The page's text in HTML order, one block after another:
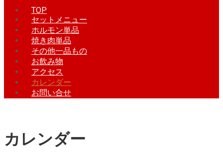
TOP
セットメニュー
ホルモン単品
焼き肉単品
その他一品もの
お飲み物
アクセス
カレンダー
お問い合せ
カレンダー